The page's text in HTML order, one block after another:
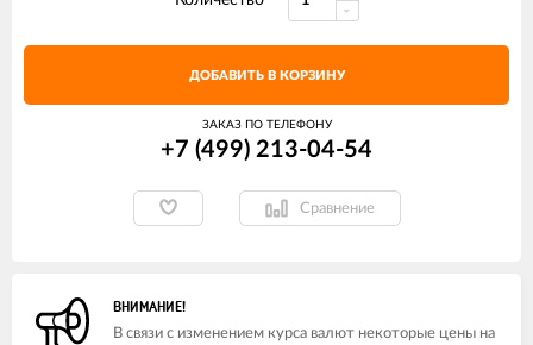
ДОБАВИТЬ В КОРЗИНУ
ЗАКАЗ ПО ТЕЛЕФОНУ
+7 (499) 213-04-54​
Сравнение
ВНИМАНИЕ!
В связи с изменением курса валют некоторые цены на